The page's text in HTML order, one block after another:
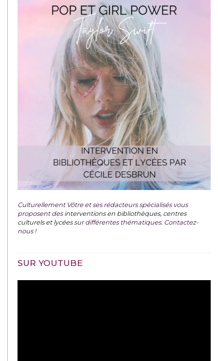
Culturellement Vôtre et ses rédacteurs spécialisés vous
proposent desinterventions en bibliothèques, centres
culturels et lycéessur différentes thématiques. Contactez-
nous !
SUR YOUTUBE